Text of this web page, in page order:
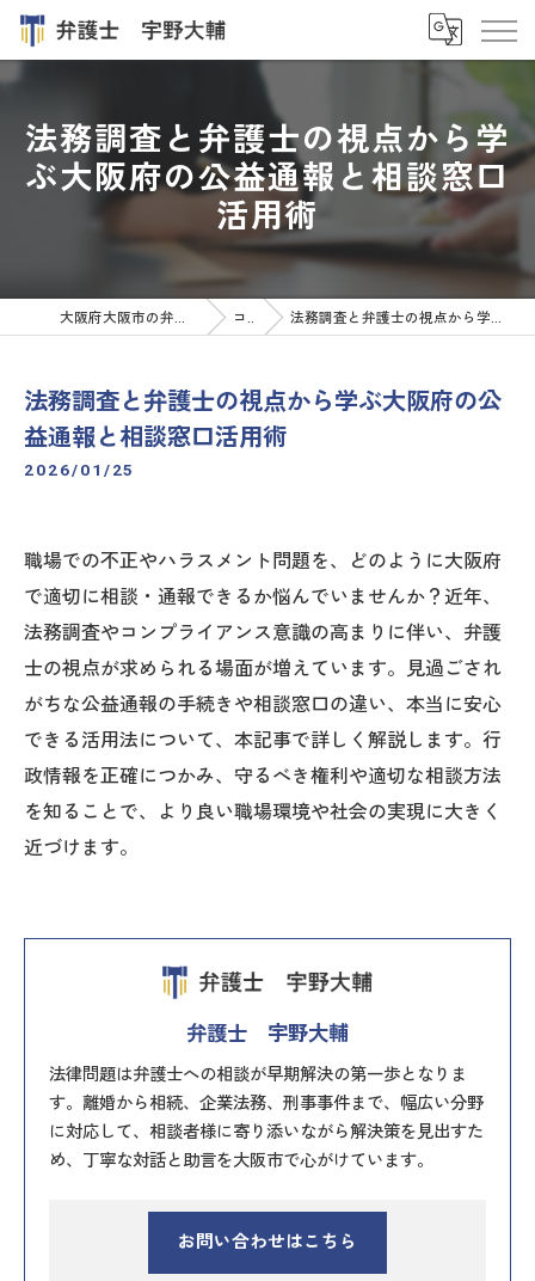
法務調査と弁護士の視点から学
ぶ大阪府の公益通報と相談窓口
活用術
大阪府大阪市の弁護士なら弁護士 宇野大輔 コラム 法務調査と弁護士の視点から学ぶ大阪府の公益通報と相談窓口活用術
法務調査と弁護士の視点から学ぶ大阪府の公
益通報と相談窓口活用術
2026/01/25
職場での不正やハラスメント問題を、どのように大阪府
で適切に相談・通報できるか悩んでいませんか？近年、
法務調査やコンプライアンス意識の高まりに伴い、弁護
士の視点が求められる場面が増えています。見過ごされ
がちな公益通報の手続きや相談窓口の違い、本当に安心
できる活用法について、本記事で詳しく解説します。行
政情報を正確につかみ、守るべき権利や適切な相談方法
を知ることで、より良い職場環境や社会の実現に大きく
近づけます。
弁護士 宇野大輔
法律問題は弁護士への相談が早期解決の第一歩となりま
す。離婚から相続、企業法務、刑事事件まで、幅広い分野
に対応して、相談者様に寄り添いながら解決策を見出すた
め、丁寧な対話と助言を大阪市で心がけています。
お問い合わせはこちら